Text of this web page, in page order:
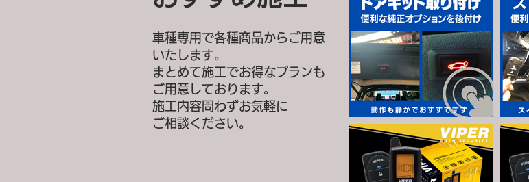
車種専用で各種商品からご用意
いたします。
まとめて施工でお得なプランも
ご用意しております。
施工内容問わずお気軽に
ご相談ください。